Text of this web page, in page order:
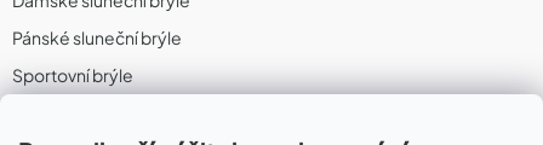
Pánské sluneční brýle
Sportovní brýle